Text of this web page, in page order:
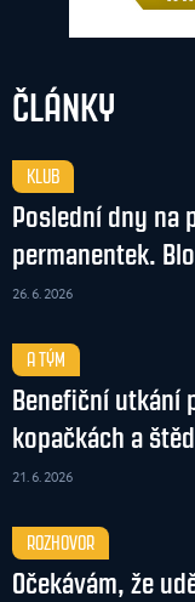
ČLÁNKY
KLUB
Poslední dny na
permanentek.
26. 6. 2026
A TÝM
Benefiční utkání
kopačkách a
21. 6. 2026
ROZHOVOR
Očekávám, že